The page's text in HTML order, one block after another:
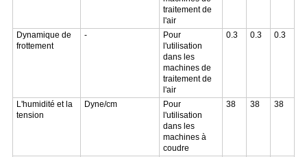
traitement de
l'air
Dynamique de
frottement
-
Pour
l'utilisation
dans les
machines de
traitement de
l'air
0.3 0.3 0.3
L'humidité et la
tension
Dyne/cm
Pour
l'utilisation
dans les
machines à
coudre
38 38 38